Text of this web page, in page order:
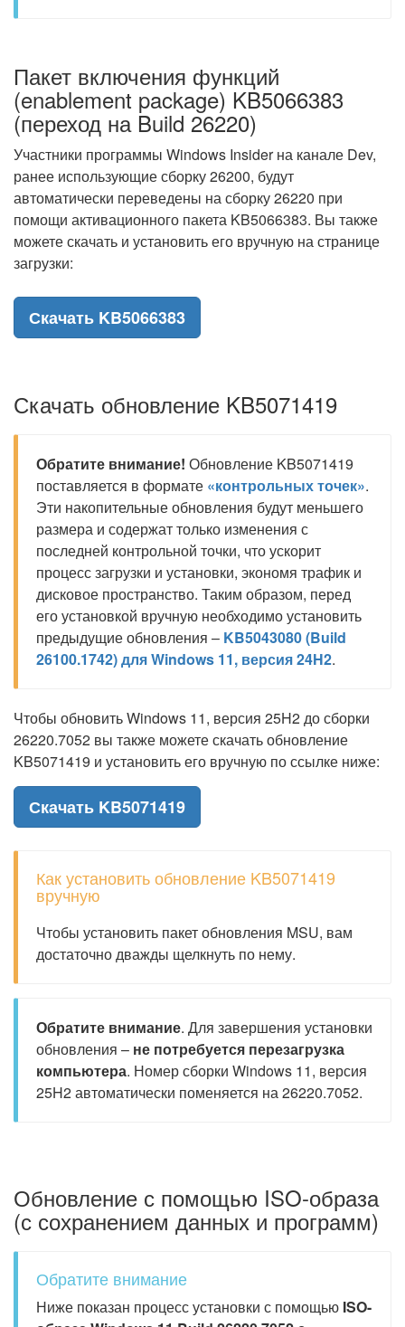
Пакет включения функций
(enablement package) KB5066383
(переход на Build 26220)
Участники программы Windows Insider на канале Dev,
ранее использующие сборку 26200, будут
автоматически переведены на сборку 26220 при
помощи активационного пакета KB5066383. Вы также
можете скачать и установить его вручную на странице
загрузки:
Скачать KB5066383
Скачать обновление KB5071419
Обратите внимание! Обновление KB5071419
поставляется в формате «контрольных точек».
Эти накопительные обновления будут меньшего
размера и содержат только изменения с
последней контрольной точки, что ускорит
процесс загрузки и установки, экономя трафик и
дисковое пространство. Таким образом, перед
его установкой вручную необходимо установить
предыдущие обновления – KB5043080 (Build
26100.1742) для Windows 11, версия 24H2.
Чтобы обновить Windows 11, версия 25H2 до сборки
26220.7052 вы также можете скачать обновление
KB5071419 и установить его вручную по ссылке ниже:
Скачать KB5071419
Как установить обновление KB5071419
вручную
Чтобы установить пакет обновления MSU, вам
достаточно дважды щелкнуть по нему.
Обратите внимание. Для завершения установки
обновления – не потребуется перезагрузка
компьютера. Номер сборки Windows 11, версия
25H2 автоматически поменяется на 26220.7052.
Обновление с помощью ISO-образа
(с сохранением данных и программ)
Обратите внимание
Ниже показан процесс установки с помощью ISO-